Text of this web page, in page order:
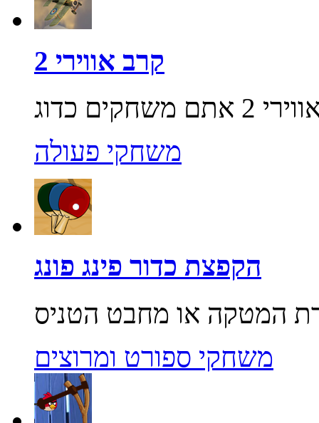
קרב אווירי 2
משחקי פעולה
הקפצת כדור פינג פונג
משחקי ספורט ומרוצים